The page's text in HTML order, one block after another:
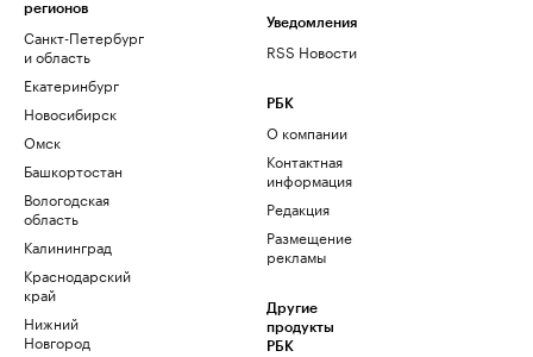
регионов
Санкт-Петербург
и область
Екатеринбург
Новосибирск
Омск
Башкортостан
Вологодская
область
Калининград
Краснодарский
край
Нижний
Новгород
Уведомления
RSS Новости
РБК
О компании
Контактная
информация
Редакция
Размещение
рекламы
Другие
продукты
РБК